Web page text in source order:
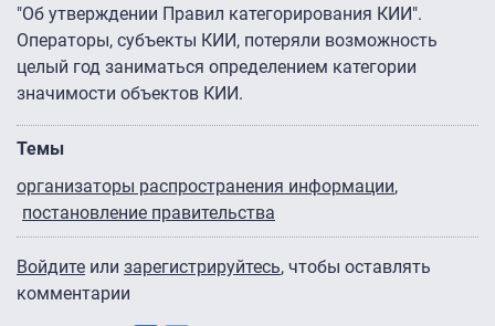
"Об утверждении Правил категорирования КИИ".
Операторы, субъекты КИИ, потеряли возможность
целый год заниматься определением категории
значимости объектов КИИ.
Темы
организаторы распространения информации
постановление правительства
Войдите или зарегистрируйтесь, чтобы оставлять
комментарии